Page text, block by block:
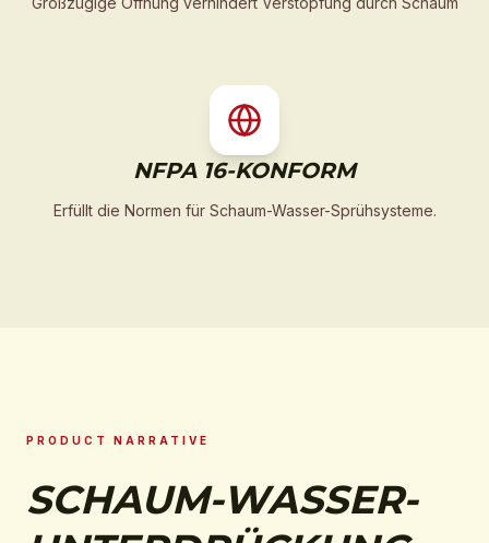
NFPA 16-KONFORM
Erfüllt die Normen für Schaum-Wasser-Sprühsysteme.
PRODUCT NARRATIVE
SCHAUM-WASSER-